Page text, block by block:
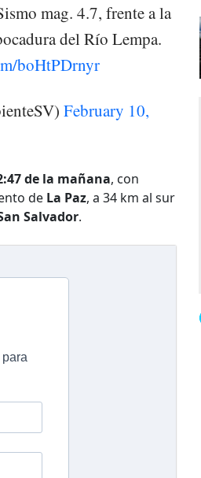
mag. 4.7, frente a la
del Río Lempa.
boHtPDrnyr
February 10,
de la mañana, con
de La Paz, a 34 km al sur
Salvador.